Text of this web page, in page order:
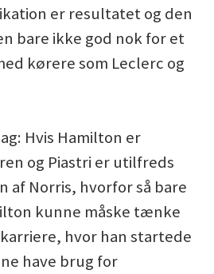
er resultatet og den
bare ikke god nok for et
kørere som Leclerc og
Hvis Hamilton er
og Piastri er utilfreds
af Norris, hvorfor så bare
kunne måske tænke
hvor han startede
have brug for